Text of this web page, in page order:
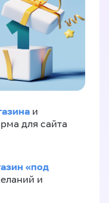
и
для сайта
«‎под
и